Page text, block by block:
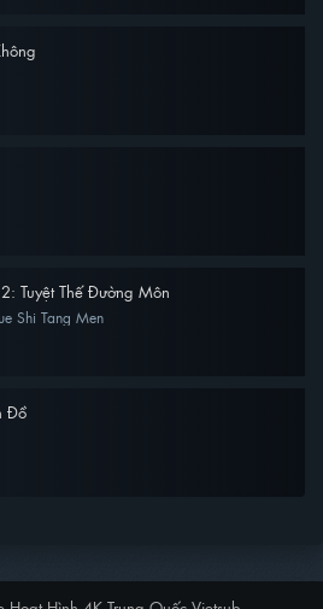
Tuyệt Thế Đường Môn
Shi Tang Men
Đồ